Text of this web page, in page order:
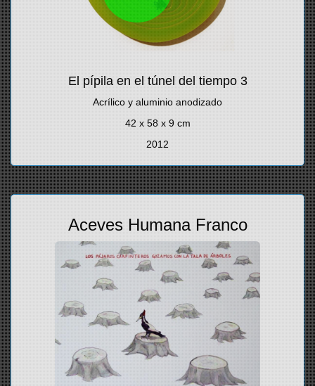
El pípila en el túnel del tiempo 3
Acrílico y aluminio anodizado
42 x 58 x 9 cm
2012
Aceves Humana Franco